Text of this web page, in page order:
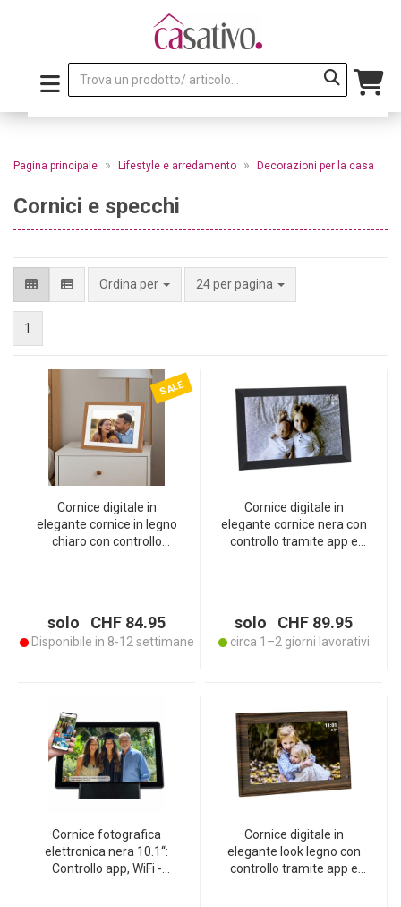
Pagina principale » Lifestyle e arredamento » Decorazioni per la casa
Cornici e specchi
Ordina per 24 per pagina
1
SALE
Cornice digitale in
elegante cornice in legno
chiaro con controllo
solo CHF 84.95
Disponibile in 8-12 settimane
Cornice digitale in
elegante cornice nera con
controllo tramite app e
solo CHF 89.95
circa 1–2 giorni lavorativi
Cornice fotografica
elettronica nera 10.1‘‘:
Controllo app, WiFi -
Cornice digitale in
elegante look legno con
controllo tramite app e